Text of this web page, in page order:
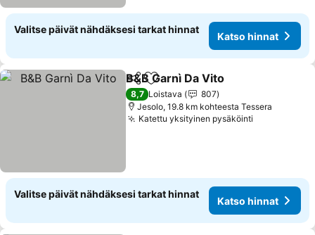
Valitse päivät nähdäksesi tarkat hinnat
Katso hinnat
Jaa Lisää suosikkeihin
B&B Garnì Da Vito
8,7 Loistava
807
Jesolo, 19.8 km kohteesta Tessera
Katettu yksityinen pysäköinti
Valitse päivät nähdäksesi tarkat hinnat
Katso hinnat